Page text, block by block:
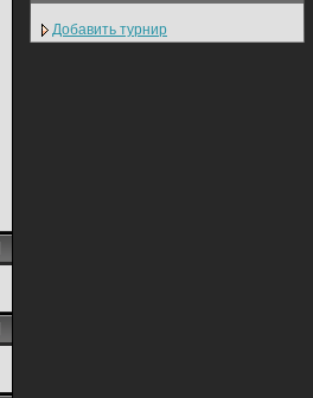
Добавить турнир